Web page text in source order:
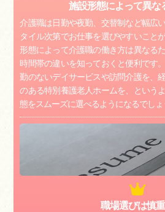
施設形態によって異な
介護職は日勤や夜勤、交替制など幅広
タイル次第でお仕事を選びやすいこと
形態によって介護職の働き方は異なる
時間帯の違いを知っておくと便利です
勤のないデイサービスや訪問介護を、
のある特別養護老人ホームを、という
態をスムーズに選べるようになるでしょ
職場選びは慎